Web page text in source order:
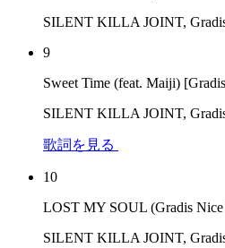
SILENT KILLA JOINT,
9
Sweet Time (feat. Maiji)
SILENT KILLA JOINT,
歌詞を見る
10
LOST MY SOUL (Gradis
SILENT KILLA JOINT,